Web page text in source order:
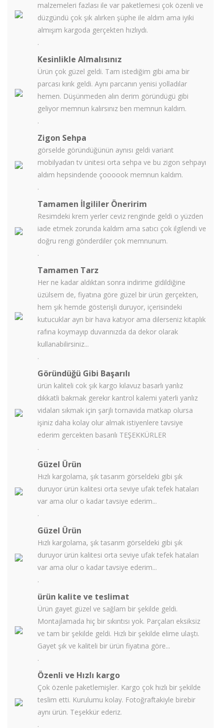
malzemeleri fazlası ile var paketlemesi çok özenli ve
düzgündü çok şık alırken şüphe ile aldım ama iyiki
almışım kargoda gerçekten hızlıydı.
.
Kesinlikle Almalısınız
Ürün çok güzel geldi. Tam istediğim gibi ama bir
parcası kırık geldi. Aynı parcanın yenisi yolladılar
hemen. Düşünmeden alın derim göründügü gibi
geliyor memnun kalırsınız ben memnun kaldım.
.
Zigon Sehpa
görselde göründüğünün aynısı geldi variant
mobilyadan tv ünitesi orta sehpa ve bu zigon sehpayı
aldım hepsindende çoooook memnun kaldım.
.
Tamamen İlgililer Öneririm
Resimdeki krem yerler ceviz renginde geldi o yüzden
iade etmek zorunda kaldım ama satıcı çok ilgilendi ve
doğru rengi gönderdiler çok memnunum.
.
Tamamen Tarz
Her ne kadar aldıktan sonra indirime gidildiğine
üzülsem de, fiyatına göre güzel bir ürün gerçekten,
hem şık hemde gösterişli duruyor, içerisindeki
kutucuklar ayrı bir hava katıyor ama dilerseniz kitaplık
rafına koymayıp duvarınızda da dekor olarak
kullanabilirsiniz...
.
Göründüğü Gibi Başarılı
ürün kaliteli cok şık kargo kılavuz basarlı yanlız
dıkkatli bakmak gerekır kantrol kalemi yaterli yanlız
vidaları sıkmak için şarjlı tornavida matkap olursa
işiniz daha kolay olur almak istiyenlere tavsiye
ederim gercekten basarılı TEŞEKKÜRLER
.
Güzel Ürün
Hızlı kargolama, şık tasarım görseldeki gibi şık
duruyor ürün kalitesi orta seviye ufak tefek hataları
var ama olur o kadar tavsiye ederim...
.
Güzel Ürün
Hızlı kargolama, şık tasarım görseldeki gibi şık
duruyor ürün kalitesi orta seviye ufak tefek hataları
var ama olur o kadar tavsiye ederim...
.
ürün kalite ve teslimat
Ürün gayet güzel ve sağlam bir şekilde geldi.
Montajlamada hiç bir sıkıntısı yok. Parçaları eksiksiz
ve tam bir şekilde geldi. Hızlı bir şekilde elime ulaştı.
Gayet şık ve kaliteli bir ürün fiyatına göre...
.
Özenli ve Hızlı kargo
Çok özenle paketlemişler. Kargo çok hızlı bir şekilde
teslim etti. Kurulumu kolay. Fotoğraftakiyle birebir
aynı ürün. Teşekkür ederiz.
.